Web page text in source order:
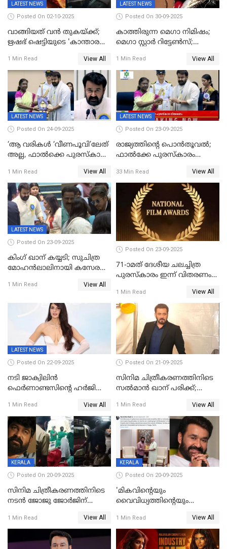
LATEST NEWS
Posted On 02-10-2025
വാങ്ങിയത് വൻ തുകയ്ക്ക്;
ഋഷഭ് ഷെട്ടിയുടെ 'കാന്താര
കാണാം
1 Min Read View All
LATEST NEWS
Posted On 30-09-2025
കാത്തിരുന്ന മെഗാ നിമിഷം;
മെഗാ സ്റ്റാർ റിട്ടേൺസ്;
ക്യാമറയ്ക്ക് മുന്നിലേക്ക്
1 Min Read View All
LATEST NEWS
Posted On 24-09-2025
‘ആ വരികള്‍ ‘വീണപൂവി’ലേത്
അല്ല, ഫാൽക്കെ പുരസ്‌കാരം
മോഹന്‍ലാല്‍ ഉദ്ധരിച്ച
വരികളെ ചൊല്ലി
സാമൂഹികമാധ്യമങ്ങളില്‍
ചര്‍ച്ച
1 Min Read View All
LATEST NEWS
Posted On 23-09-2025
രാജ്യത്തിന്റെ പൊൻതൂവൽ;
ഫാൽക്കേ പുരസ്കാരം
സിനിമ ആത്മാവിന്റെ
സ്പന്ദനമെന്ന് ലാൽ;
ഉർവശിക്കും വിജയരാഘവനും
ദേശീയ അവാർഡ്
33 Min Read View All
LATEST NEWS
Posted On 23-09-2025
കിംഗ് ഖാന് കയ്യടി; സുചിത്ര
മോഹൻലാലിനായി കസേര
ഖാൻ
1 Min Read View All
Posted On 23-09-2025
71-ാമത് ദേശീയ ചലച്ചിത്ര
പുരസ്‌കാരം ഇന്ന് വിതരണം
1 Min Read View All
LATEST NEWS
Posted On 22-09-2025
നടി ജാക്വിലിന്‍
ഫെര്‍ണാണ്ടസിന്റെ ഹര്‍ജി
1 Min Read View All
Posted On 21-09-2025
സിനിമ ചിത്രീകരണത്തിനിടെ
സൽമാൻ ഖാന് പരിക്ക്;
മുംബൈയിലേക്ക് മടങ്ങി
1 Min Read View All
KERALA
Posted On 20-09-2025
സിനിമ ചിത്രീകരണത്തിനിടെ
നടൻ ജോജു ജോർജിന്
പറമ്പോലും ഈ സമയം
ജീപ്പിൽ
1 Min Read View All
KERALA
Posted On 20-09-2025
'മികവിന്റെയും
വൈവിധ്യത്തിന്റെയും
അഭിനന്ദിച്ച് പ്രധാനമന്ത്രി
1 Min Read View All